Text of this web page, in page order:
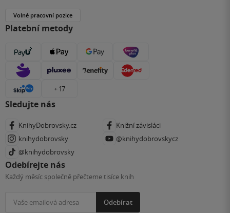
Volné pracovní pozice
Platební metody
+ 17
Sledujte nás
KnihyDobrovsky.cz
Knižní závisláci
knihydobrovsky
@knihydobrovskycz
@knihydobrovsky
Odebírejte nás
Každý měsíc společně přečteme tisíce knih
Odebírat